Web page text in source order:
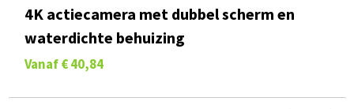
4K actiecamera met dubbel scherm en
waterdichte behuizing
Vanaf € 40,84